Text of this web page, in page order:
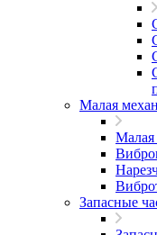
Малая
Малая
Запасные